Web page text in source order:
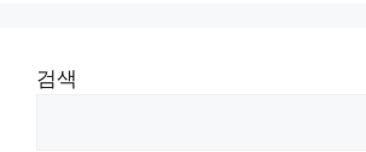
검색